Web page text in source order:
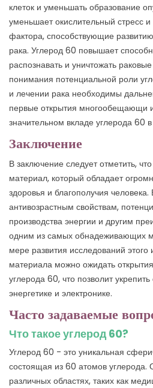
клеток и уменьшать образование
уменьшает окислительный стресс
фактора, способствующие
рака. Углерод 60 повышает
распознавать и уничтожать
понимания потенциальной роли
и лечении рака необходимы
первые открытия многообещающи
значительном вкладе углерода 60
Заключение
В заключение следует отметить,
материал, который обладает
здоровья и благополучия
антивозрастным свойствам,
производства энергии и другим
одним из самых обнадеживающих
мере развития исследований этого
материала можно ожидать
углерода 60, что позволит
энергетике и электронике.
Часто задаваемые
Что такое углерод 60?
Углерод 60 - это уникальная
состоящая из 60 атомов углерода.
различных областях, таких как